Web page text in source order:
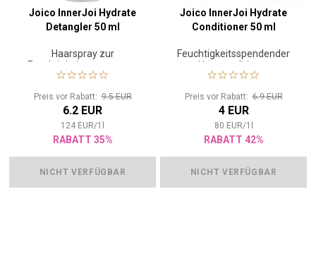
Joico InnerJoi Hydrate
Detangler 50 ml
Haarspray zur
Feuchtigkeitsversorgung
Preis vor Rabatt:9.5 EUR
6.2 EUR
124 EUR/1
RABATT 35%
NICHT VERFÜGBAR
Joico InnerJoi Hydrate
Conditioner 50 ml
Feuchtigkeitsspendender
Haarconditioner
Preis vor Rabatt:6.9 EUR
4 EUR
80 EUR/1
RABATT 42%
NICHT VERFÜGBAR